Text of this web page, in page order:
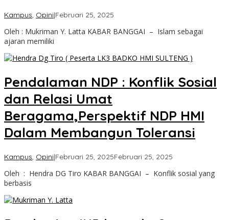
Kampus, Opini|Februari 25, 2025
Kabar
Oleh : Mukriman Y. Latta KABAR BANGGAI – Islam sebagai
ajaran memiliki
Pendalaman NDP : Konflik Sosial
dan Relasi Umat
Beragama,Perspektif NDP HMI
Dalam Membangun Toleransi
Kampus, Opini|Februari 25, 2025Februari 25, 2025
Kabar
Oleh : Hendra DG Tiro KABAR BANGGAI – Konflik sosial yang
berbasis